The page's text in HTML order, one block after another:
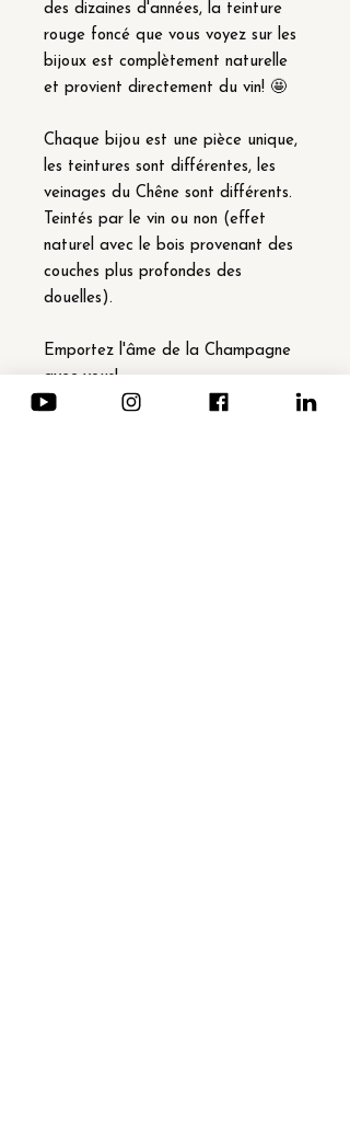
des dizaines d'années, la teinture
rouge foncé que vous voyez sur les
bijoux est complètement naturelle
et provient directement du vin! 🤩
Chaque bijou est une pièce unique,
les teintures sont différentes, les
veinages du Chêne sont différents.
Teintés par le vin ou non (effet
naturel avec le bois provenant des
couches plus profondes des
douelles).
Emportez l'âme de la Champagne
avec vous!